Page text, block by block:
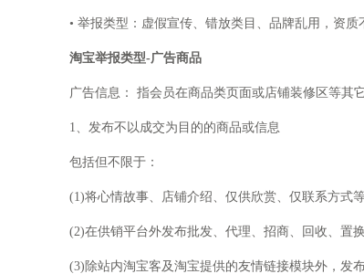
• 举报类型：虚假宣传、错放类目、品牌乱用，资质
淘宝举报类型-广告商品
广告信息： 指会员在商品类页面或店铺装修区等其它
1、发布不以成交为目的的商品或信息
包括但不限于：
(1)将心情故事、店铺介绍、仅供欣赏、仅联系方式
(2)在供销平台外发布批发、代理、招商、回收、置
(3)除站内淘宝客及淘宝提供的友情链接模块外，发布